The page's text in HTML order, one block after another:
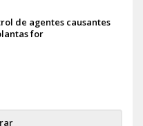
de agentes causantes
for